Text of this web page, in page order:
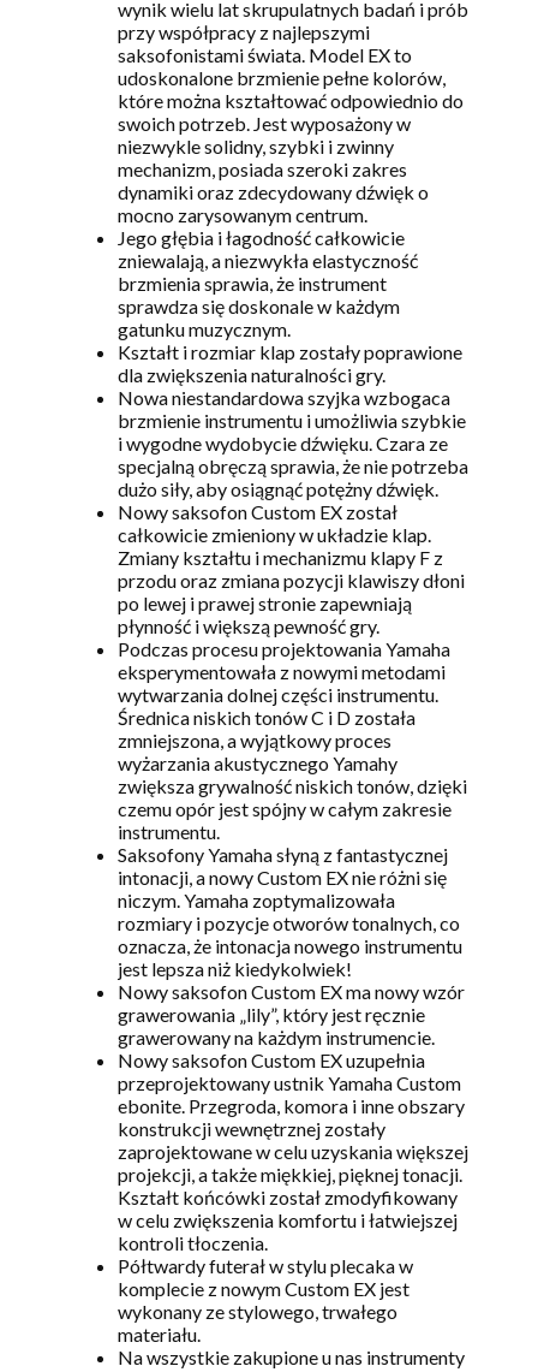
wynik wielu lat skrupulatnych badań i prób
przy współpracy z najlepszymi
saksofonistami świata. Model EX to
udoskonalone brzmienie pełne kolorów,
które można kształtować odpowiednio do
swoich potrzeb. Jest wyposażony w
niezwykle solidny, szybki i zwinny
mechanizm, posiada szeroki zakres
dynamiki oraz zdecydowany dźwięk o
mocno zarysowanym centrum.
Jego głębia i łagodność całkowicie
zniewalają, a niezwykła elastyczność
brzmienia sprawia, że instrument
sprawdza się doskonale w każdym
gatunku muzycznym.
Kształt i rozmiar klap zostały poprawione
dla zwiększenia naturalności gry.
Nowa niestandardowa szyjka wzbogaca
brzmienie instrumentu i umożliwia szybkie
i wygodne wydobycie dźwięku. Czara ze
specjalną obręczą sprawia, że nie potrzeba
dużo siły, aby osiągnąć potężny dźwięk.
Nowy saksofon Custom EX został
całkowicie zmieniony w układzie klap.
Zmiany kształtu i mechanizmu klapy F z
przodu oraz zmiana pozycji klawiszy dłoni
po lewej i prawej stronie zapewniają
płynność i większą pewność gry.
Podczas procesu projektowania Yamaha
eksperymentowała z nowymi metodami
wytwarzania dolnej części instrumentu.
Średnica niskich tonów C i D została
zmniejszona, a wyjątkowy proces
wyżarzania akustycznego Yamahy
zwiększa grywalność niskich tonów, dzięki
czemu opór jest spójny w całym zakresie
instrumentu.
Saksofony Yamaha słyną z fantastycznej
intonacji, a nowy Custom EX nie różni się
niczym. Yamaha zoptymalizowała
rozmiary i pozycje otworów tonalnych, co
oznacza, że intonacja nowego instrumentu
jest lepsza niż kiedykolwiek!
Nowy saksofon Custom EX ma nowy wzór
grawerowania „lily”, który jest ręcznie
grawerowany na każdym instrumencie.
Nowy saksofon Custom EX uzupełnia
przeprojektowany ustnik Yamaha Custom
ebonite. Przegroda, komora i inne obszary
konstrukcji wewnętrznej zostały
zaprojektowane w celu uzyskania większej
projekcji, a także miękkiej, pięknej tonacji.
Kształt końcówki został zmodyfikowany
w celu zwiększenia komfortu i łatwiejszej
kontroli tłoczenia.
Półtwardy futerał w stylu plecaka w
komplecie z nowym Custom EX jest
wykonany ze stylowego, trwałego
materiału.
Na wszystkie zakupione u nas instrumenty